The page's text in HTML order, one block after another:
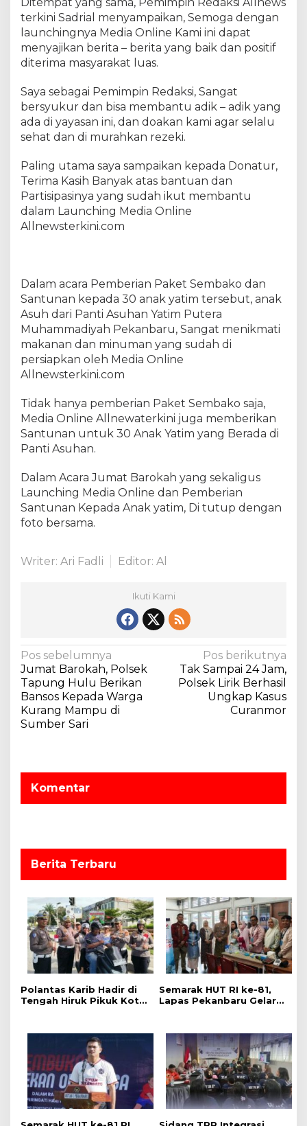
terkini Sadrial menyampaikan, Semoga dengan
launchingnya Media Online Kami ini dapat
menyajikan berita – berita yang baik dan positif
diterima masyarakat luas.
Saya sebagai Pemimpin Redaksi, Sangat
bersyukur dan bisa membantu adik – adik yang
ada di yayasan ini, dan doakan kami agar selalu
sehat dan di murahkan rezeki.
Paling utama saya sampaikan kepada Donatur,
Terima Kasih Banyak atas bantuan dan
Partisipasinya yang sudah ikut membantu
dalam Launching Media Online
Allnewsterkini.com
Dalam acara Pemberian Paket Sembako dan
Santunan kepada 30 anak yatim tersebut, anak
Asuh dari Panti Asuhan Yatim Putera
Muhammadiyah Pekanbaru, Sangat menikmati
makanan dan minuman yang sudah di
persiapkan oleh Media Online
Allnewsterkini.com
Tidak hanya pemberian Paket Sembako saja,
Media Online Allnewaterkini juga memberikan
Santunan untuk 30 Anak Yatim yang Berada di
Panti Asuhan.
Dalam Acara Jumat Barokah yang sekaligus
Launching Media Online dan Pemberian
Santunan Kepada Anak yatim, Di tutup dengan
foto bersama.
Writer: Ari Fadli Editor: Al
Ikuti Kami
N
a
v
i
g
s
s
Pos sebelumnya
Jumat Barokah, Polsek
Tapung Hulu Berikan
Bansos Kepada Warga
Kurang Mampu di
Sumber Sari
Pos berikutnya
Tak Sampai 24 Jam,
Polsek Lirik Berhasil
Ungkap Kasus
Curanmor
Komentar
Berita Terbaru
Polantas Karib Hadir di
Tengah Hiruk Pikuk Kota
Semangat Keselamatan,
Nasionalisme dan Green
Policing Jelang HUT KE-
81 RI
Semarak HUT RI ke-81,
Lapas Pekanbaru Gelar
Binaan dan Masyarakat